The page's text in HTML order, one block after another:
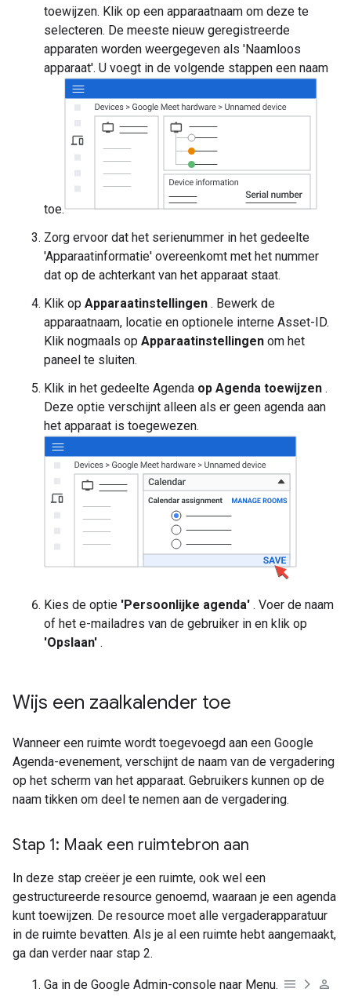
toewijzen. Klik op een apparaatnaam om deze te
selecteren. De meeste nieuw geregistreerde
apparaten worden weergegeven als 'Naamloos
apparaat'. U voegt in de volgende stappen een naam
toe.
Zorg ervoor dat het serienummer in het gedeelte
'Apparaatinformatie' overeenkomt met het nummer
dat op de achterkant van het apparaat staat.
Klik op Apparaatinstellingen . Bewerk de
apparaatnaam, locatie en optionele interne Asset-ID.
Klik nogmaals op Apparaatinstellingen om het
paneel te sluiten.
Klik in het gedeelte Agenda op Agenda toewijzen .
Deze optie verschijnt alleen als er geen agenda aan
het apparaat is toegewezen.
Kies de optie 'Persoonlijke agenda' . Voer de naam
of het e-mailadres van de gebruiker in en klik op
'Opslaan' .
Wijs een zaalkalender toe
Wanneer een ruimte wordt toegevoegd aan een Google
Agenda-evenement, verschijnt de naam van de vergadering
op het scherm van het apparaat. Gebruikers kunnen op de
naam tikken om deel te nemen aan de vergadering.
Stap 1: Maak een ruimtebron aan
In deze stap creëer je een ruimte, ook wel een
gestructureerde resource genoemd, waaraan je een agenda
kunt toewijzen. De resource moet alle vergaderapparatuur
in de ruimte bevatten. Als je al een ruimte hebt aangemaakt,
ga dan verder naar stap 2.
Ga in de Google Admin-console naar Menu.